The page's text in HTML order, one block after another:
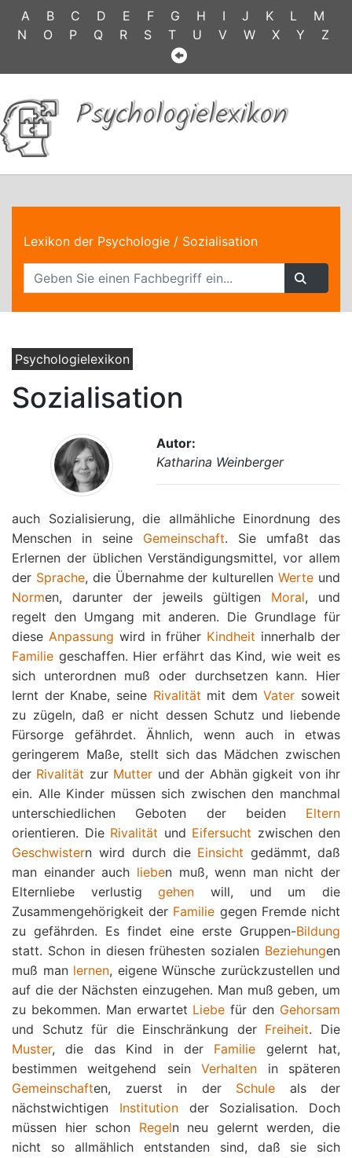
A B C D E F G H I J K L
M
N
O P Q R S T U V W X Y Z
Psychologielexikon
Lexikon der Psychologie / Sozialisation
Psychologielexikon
Sozialisation
Autor:
Katharina Weinberger
auch Sozialisierung, die allmähliche Einordnung des
Menschen in seine Gemeinschaft. Sie umfaßt das
Erlernen der üblichen Verständigungsmittel, vor allem
der Sprache, die Übernahme der kulturellenWerte und
Normen, darunter der jeweils gültigen Moral, und
regelt den Umgang mit anderen. Die Grundlage für
diese Anpassung wird in früher Kindheit innerhalb der
Familie geschaffen. Hier erfährt das Kind, wie weit es
sich unterordnen muß oder durchsetzen kann. Hier
lernt der Knabe, seine Rivalität mit demVater soweit
zu zügeln, daß er nicht dessen Schutz und liebende
Fürsorge gefährdet. Ähnlich, wenn auch in etwas
geringerem Maße, stellt sich das Mädchen zwischen
der Rivalität zur Mutter und der Abhän gigkeit von ihr
ein. Alle Kinder müssen sich zwischen den manchmal
unterschiedlichen Geboten der beiden Eltern
orientieren. Die Rivalität und Eifersucht zwischen den
Geschwistern wird durch die Einsicht gedämmt, daß
man einander auch lieben muß, wenn man nicht der
Elternliebe verlustiggehen will, und um die
Zusammengehörigkeit der Familie gegen Fremde nicht
zu gefährden. Es findet eine erste Gruppen-Bildung
statt. Schon in diesen frühesten sozialen Beziehungen
muß man lernen, eigene Wünsche zurückzustellen und
auf die der Nächsten einzugehen. Man muß geben, um
zu bekommen. Man erwartet Liebe für den Gehorsam
und Schutz für die Einschränkung der Freiheit. Die
Muster, die das Kind in der Familie gelernt hat,
bestimmen weitgehend seinVerhalten in späteren
Gemeinschaften, zuerst in der Schule als der
nächstwichtigen Institutionder Sozialisation. Doch
müssen hier schon Regeln neu gelernt werden, die
nicht so allmählich entstanden sind, daß sie sich